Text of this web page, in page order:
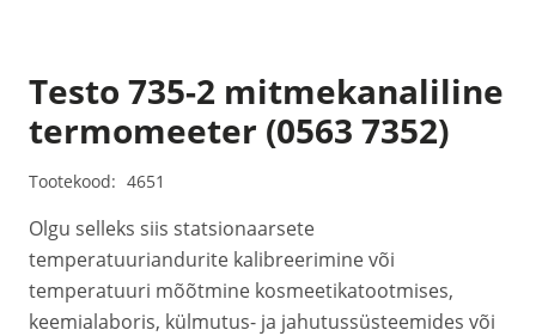
Testo 735-2 mitmekanaliline
termomeeter (0563 7352)
Tootekood: 4651
Olgu selleks siis statsionaarsete
temperatuuriandurite kalibreerimine või
temperatuuri mõõtmine kosmeetikatootmises,
keemialaboris, külmutus- ja jahutussüsteemides või